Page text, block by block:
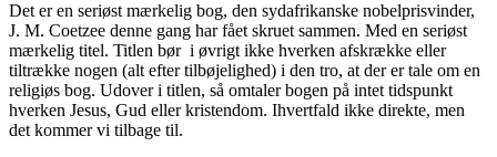
Det er en seriøst mærkelig bog, den sydafrikanske nobelprisvinder,
J. M. Coetzee denne gang har fået skruet sammen. Med en seriøst
mærkelig titel. Titlen bør i øvrigt ikke hverken afskrække eller
tiltrække nogen (alt efter tilbøjelighed) i den tro, at der er tale om en
religiøs bog. Udover i titlen, så omtaler bogen på intet tidspunkt
hverken Jesus, Gud eller kristendom. Ihvertfald ikke direkte, men
det kommer vi tilbage til.